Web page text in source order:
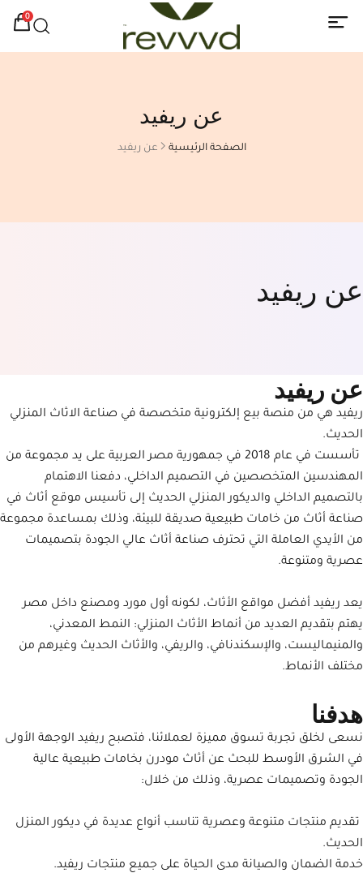
0
عن ريفيد
الصفحة الرئيسية عن ريفيد
عن ريفيد
عن ريفيد
ريفيد هي من منصة بيع إلكترونية متخصصة في صناعة الاثاث المنزلي
الحديث.
تأسست في عام 2018 في جمهورية مصر العربية على يد مجموعة من
المهندسين المتخصصين في التصميم الداخلي، دفعنا الاهتمام
بالتصميم الداخلي والديكور المنزلي الحديث إلى تأسيس موقع أثاث في
صناعة أثاث من خامات طبيعية صديقة للبيئة، وذلك بمساعدة مجموعة
من الأيدي العاملة التي تحترف صناعة أثاث عالي الجودة بتصميمات
عصرية ومتنوعة.
يعد ريفيد أفضل مواقع الأثاث، لكونه أول مورد ومصنع داخل مصر
يهتم بتقديم العديد من أنماط الأثاث المنزلي: النمط المعدني،
والمنيماليست، والإسكندنافي، والريفي، والأثاث الحديث وغيرهم من
مختلف الأنماط.
هدفنا
نسعى لخلق تجربة تسوق مميزة لعملائنا، فتصبح ريفيد الوجهة الأولى
في الشرق الأوسط للبحث عن أثاث مودرن بخامات طبيعية عالية
الجودة وتصميمات عصرية، وذلك من خلال:
تقديم منتجات متنوعة وعصرية تناسب أنواع عديدة في ديكور المنزل
الحديث.
خدمة الضمان والصيانة مدى الحياة على جميع منتجات ريفيد.